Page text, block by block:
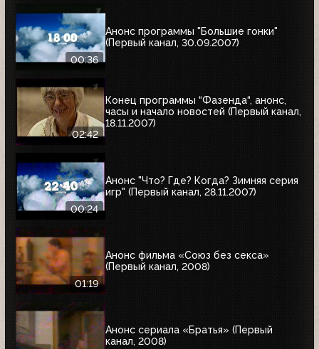
00:36
Анонс программы "Большие гонки"
(Первый канал, 30.09.2007)
02:42
Конец программы “Фазенда“, анонс,
часы и начало новостей (Первый канал,
18.11.2007)
00:24
Анонс "Что? Где? Когда? Зимняя серия
игр" (Первый канал, 28.11.2007)
01:19
Анонс фильма «Союз без секса»
(Первый канал, 2008)
Анонс сериала «Братья» (Первый
канал, 2008)